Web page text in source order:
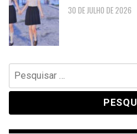
30 DE JULHO DE 2026
Pesquisar
por: